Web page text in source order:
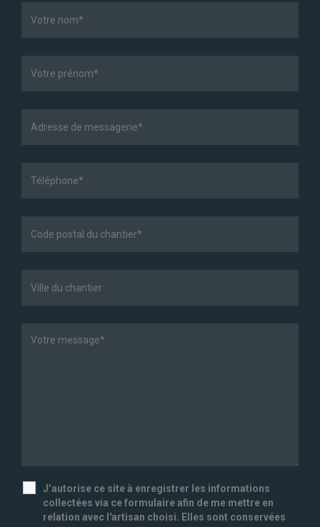
J’autorise ce site à enregistrer les informations
collectées via ce formulaire afin de me mettre en
relation avec l'artisan choisi. Elles sont conservées